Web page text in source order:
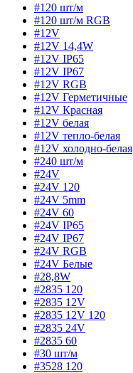
#120 шт/м
#120 шт/м RGB
#12V
#12V 14,4W
#12V IP65
#12V IP67
#12V RGB
#12V Герметичные
#12V Красная
#12V белая
#12V тепло-белая
#12V холодно-белая
#240 шт/м
#24V
#24V 120
#24V 5mm
#24V 60
#24V IP65
#24V IP67
#24V RGB
#24V Белые
#28,8W
#2835 120
#2835 12V
#2835 12V 120
#2835 24V
#2835 60
#30 шт/м
#3528 120